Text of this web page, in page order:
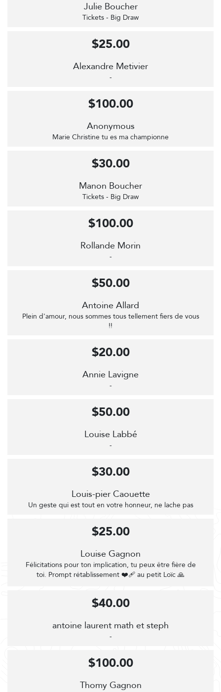
Julie Boucher
Tickets - Big Draw
Alexandre Metivier
-
$25.00
Anonymous
Marie Christine tu es ma championne
$100.00
Manon Boucher
Tickets - Big Draw
$30.00
Rollande Morin
-
$100.00
Antoine Allard
Plein d'amour, nous sommes tous tellement fiers de vous
!!
$50.00
Annie Lavigne
-
$20.00
Louise Labbé
-
$50.00
Louis-pier Caouette
Un geste qui est tout en votre honneur, ne lache pas
$30.00
Louise Gagnon
Félicitations pour ton implication, tu peux être fière de
toi. Prompt rétablissement ❤️‍🩹 au petit Loïc 🙏
$25.00
antoine laurent math et steph
-
$40.00
Thomy Gagnon
$100.00